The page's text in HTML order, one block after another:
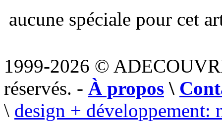
aucune spéciale pour cet
1999-2026 ©
réservés. - À propos \
\ design + développement: